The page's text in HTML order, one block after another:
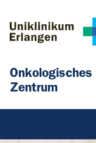
Onkologisches
Zentrum